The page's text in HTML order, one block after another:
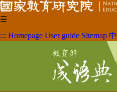
☰
::: Homepage User guide Sitemap 中